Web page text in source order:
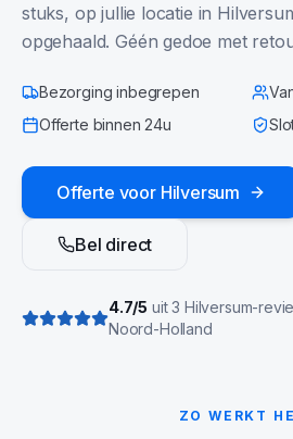
stuks, op jullie locatie in
opgehaald. Géén gedoe met
Bezorging inbegrepen
Offerte binnen 24u
Offerte voor Hilversum
Bel direct
4.7/5 uit 3 Hilversum-
Noord-Holland
ZO WERKT